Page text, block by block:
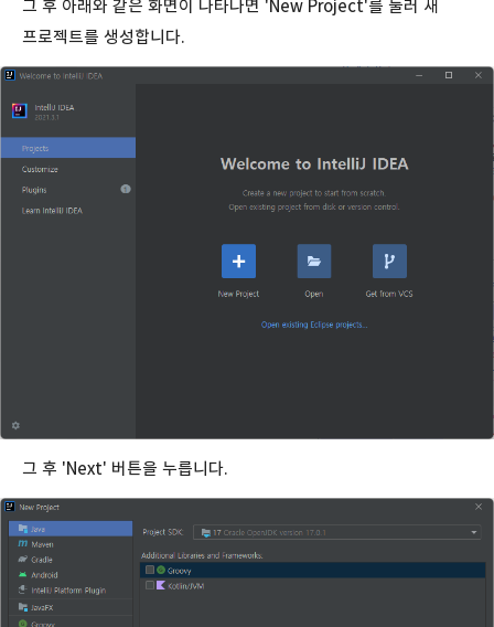
그 후 아래와 같은 화면이 나타나면 'New Project'를 눌러 새
프로젝트를 생성합니다.
그 후 'Next' 버튼을 누릅니다.